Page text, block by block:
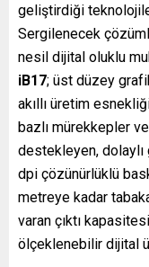
geliştirdiği
Sergilenecek
nesil dijital oluklu
iB17; üst düzey
akıllı üretim
bazlı mürekkepler
destekleyen, dolaylı
dpi çözünürlüklü
metreye kadar
varan çıktı
ölçeklenebilir dijital